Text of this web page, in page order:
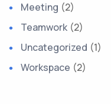
Meeting (2)
Teamwork (2)
Uncategorized (1)
Workspace (2)